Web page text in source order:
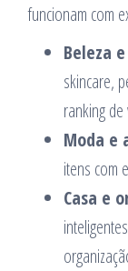
funcionam com
Beleza
skincare,
ranking de
Moda e
itens com
Casa e